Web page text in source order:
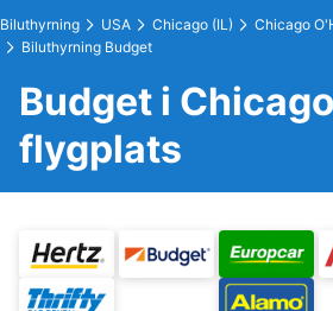
Biluthyrning USA Chicago (IL)
Chicago
Biluthyrning Budget
Budget i
flygplats